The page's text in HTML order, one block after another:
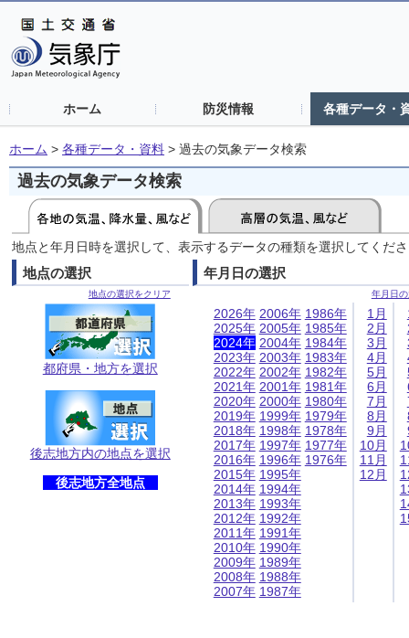
ホーム 防災情報 各種データ・
ホーム > 各種データ・資料 > 過去の気象データ検索
過去の気象データ検索
地点と年月日時を選択して、表示するデータの種類を選択してくだ
地点の選択
地点の選択をクリア
都府県・地方を選択
後志地方内の地点を選択
後志地方全地点
年月日の選択
年月日
2026年
2025年
2024年
2023年
2022年
2021年
2020年
2019年
2018年
2017年
2016年
2015年
2014年
2013年
2012年
2011年
2010年
2009年
2008年
2007年
2006年
2005年
2004年
2003年
2002年
2001年
2000年
1999年
1998年
1997年
1996年
1995年
1994年
1993年
1992年
1991年
1990年
1989年
1988年
1987年
1986年
1985年
1984年
1983年
1982年
1981年
1980年
1979年
1978年
1977年
1976年
1月
2月
3月
4月
5月
6月
7月
8月
9月
10月
11月
12月